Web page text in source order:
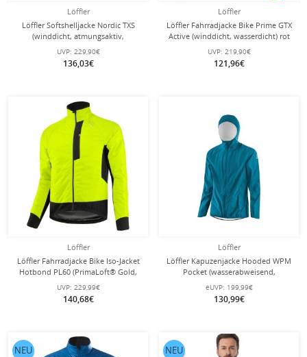
Löffler
Löffler Softshelljacke Nordic TXS
(winddicht, atmungsaktiv,
wasserabweisend) schwarz Herren
UVP: 229,90€
136,03€
Löffler
Löffler Fahrradjacke Bike Prime GTX
Active (winddicht, wasserdicht) rot
Herren
UVP: 219,90€
121,96€
Löffler
Löffler Fahrradjacke Bike Iso-Jacket
Hotbond PL60 (PrimaLoft® Gold,
winddicht, wasserabweisend) 2024
neongelb Herren
UVP: 229,99€
140,68€
Löffler
Löffler Kapuzenjacke Hooded WPM
Pocket (wasserabweisend,
winddicht) blau Herren
eUVP: 199,99€
130,99€
NEU NEU